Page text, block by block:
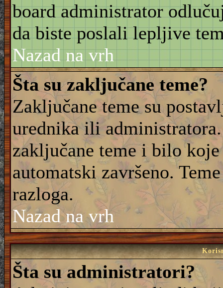
board administrator
da biste poslali lepljive
Nazad na vrh
Šta su zaključane teme?
Zaključane teme su
urednika ili
zaključane teme i bilo
automatski završeno.
razloga.
Nazad na vrh
Šta su administratori?